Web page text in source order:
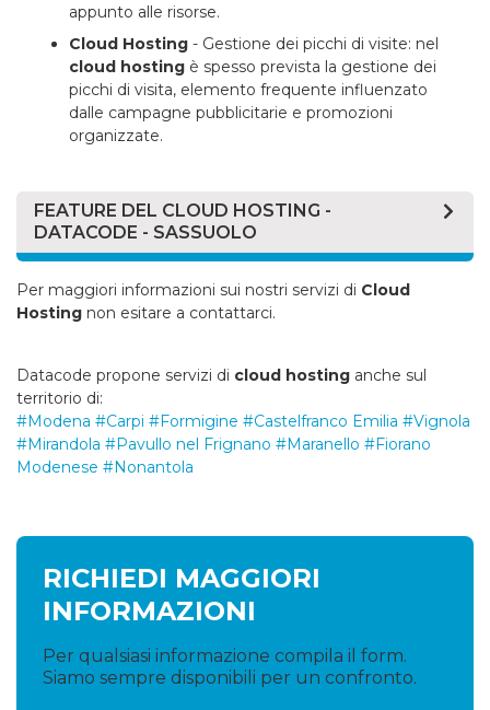
appunto alle risorse.
Cloud Hosting - Gestione dei picchi di visite: nel
cloud hosting è spesso prevista la gestione dei
picchi di visita, elemento frequente influenzato
dalle campagne pubblicitarie e promozioni
organizzate.
FEATURE DEL CLOUD HOSTING -
DATACODE - SASSUOLO
La feature più importante del cloud hosting riguarda
sicuramente la scalabilità. La piattaforma aggiorna in
automatico le risorse del
Vi sono inoltre alcuni dettagli che non vi devono
sfuggire se state considerando l’offerta di cloud
hosting di Datacode per un sito di e-commerce:
CPU e RAM del
IP Dedicato: ogni account di cloud hosting
proprio IP dedicato, utile per l’installazione di
certificati SSL, ottenibili su richiesta presso la
nostra sede.
Per maggiori informazioni sui nostri servizi di Cloud
Hosting non esitare a contattarci.
Datacode propone servizi di cloud hosting anche sul
territorio di:
#Modena #Carpi #Formigine #Castelfranco Emilia #Vignola
#Mirandola #Pavullo nel Frignano #Maranello #Fiorano
Modenese #Nonantola
RICHIEDI MAGGIORI
INFORMAZIONI
Per qualsiasi informazione compila il form.
Siamo sempre disponibili per un confronto.